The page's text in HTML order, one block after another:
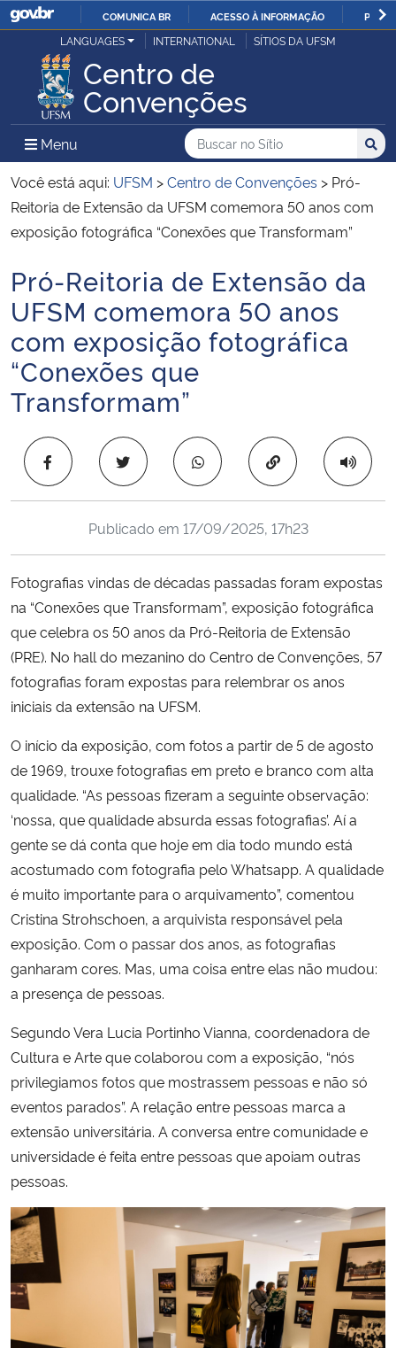
IR
PARA
O
CONTEÚDO
COMUNICA BR ACESSO À INFORMAÇÃO
Ministério da Justiça e Segurança Pública
Ministério da Defesa
Ministério das Relações Exteriores
Ministério da Economia
Ministério da Infraestrutura
Ministério da Agricultura, Pecuária e Abastecimento
Ministério da Educação
Ministério da Cidadania
Ministério da Saúde
Ministério de Minas e Energia
Ministério da Ciência, Tecnologia, Inovações e Comunicações
Ministério do Meio Ambiente
Ministério do Turismo
Ministério do Desenvolvimento Regional
Controladoria-Geral da União
Ministério da Mulher, da Família e dos Direitos Humanos
Secretaria-Geral
Gabinete de Segurança Institucional
Advocacia-Geral da União
LANGUAGES INTERNATIONAL SÍTIOS DA UFSM
Centro de
Convenções
Menu Menu Principal do Sítio
Busca
Buscar no no Sítio
Busca:
Você está aqui: UFSM >Centro de Convenções > Pró-
Reitoria de Extensão da UFSM comemora 50 anos com
exposição fotográfica “Conexões que Transformam”
Início do conteúdo
Pró-Reitoria de Extensão da
UFSM comemora 50 anos
com exposição fotográfica
“Conexões que
Transformam”
Copiar para área
Publicado em 17/09/2025, 17h23
Fotografias vindas de décadas passadas foram expostas
na “Conexões que Transformam”, exposição fotográfica
que celebra os 50 anos da Pró-Reitoria de Extensão
(PRE). No hall do mezanino do Centro de Convenções, 57
fotografias foram expostas para relembrar os anos
iniciais da extensão na UFSM.
O início da exposição, com fotos a partir de 5 de agosto
de 1969, trouxe fotografias em preto e branco com alta
qualidade. “As pessoas fizeram a seguinte observação:
‘nossa, que qualidade absurda essas fotografias’. Aí a
gente se dá conta que hoje em dia todo mundo está
acostumado com fotografia pelo Whatsapp. A qualidade
é muito importante para o arquivamento”, comentou
Cristina Strohschoen, a arquivista responsável pela
exposição. Com o passar dos anos, as fotografias
ganharam cores. Mas, uma coisa entre elas não mudou:
a presença de pessoas.
Segundo Vera Lucia Portinho Vianna, coordenadora de
Cultura e Arte que colaborou com a exposição, “nós
privilegiamos fotos que mostrassem pessoas e não só
eventos parados”. A relação entre pessoas marca a
extensão universitária. A conversa entre comunidade e
universidade é feita entre pessoas que apoiam outras
pessoas.